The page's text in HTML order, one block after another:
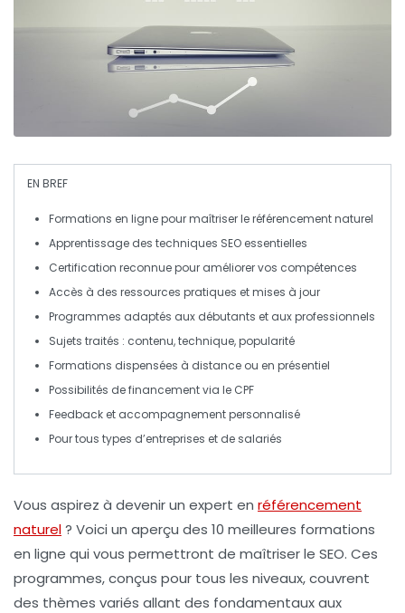
EN BREF
Formations en lignepour maîtriser leréférencement naturel
Apprentissage des techniques SEO essentielles
Certification reconnue pour améliorer vos compétences
Accès à des ressources pratiques et mises à jour
Programmes adaptés aux débutants et auxprofessionnels
Sujets traités : contenu,technique,popularité
Formations dispensées à distance ou en présentiel
Possibilités de financement via le CPF
Feedback et accompagnement personnalisé
Pour tous types d’entreprises et de salariés
Vous aspirez à devenir un expert en référencement
naturel? Voici un aperçu des 10 meilleures formations
en ligne qui vous permettront de maîtriser le SEO. Ces
programmes, conçus pour tous les niveaux, couvrent
des thèmes variés allant des fondamentauxaux